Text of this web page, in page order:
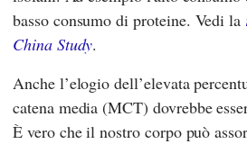
basso consumo di proteine. Vedi la
China Study.
Anche l’elogio dell’elevata
catena media (MCT) dovrebbe
È vero che il nostro corpo può